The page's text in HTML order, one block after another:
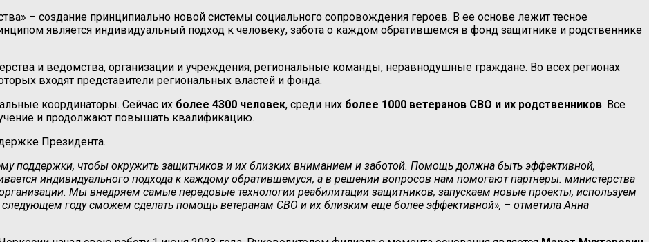
– создание принципиально новой системы социального сопровождения героев. В ее основе лежит тесное
является индивидуальный подход к человеку, забота о каждом обратившемся в фонд защитнике и родственнике
и ведомства, организации и учреждения, региональные команды, неравнодушные граждане. Во всех регионах
входят представители региональных властей и фонда.
координаторы. Сейчас их более 4300 человек, среди них более 1000 ветеранов СВО и их родственников. Все
и продолжают повышать квалификацию.
Президента.
поддержки, чтобы окружить защитников и их близких вниманием и заботой. Помощь должна быть эффективной,
индивидуального подхода к каждому обратившемуся, а в решении вопросов нам помогают партнеры: министерства
Мы внедряем самые передовые технологии реабилитации защитников, запускаем новые проекты, используем
году сможем сделать помощь ветеранам СВО и их близким еще более эффективной», – отметила Анна